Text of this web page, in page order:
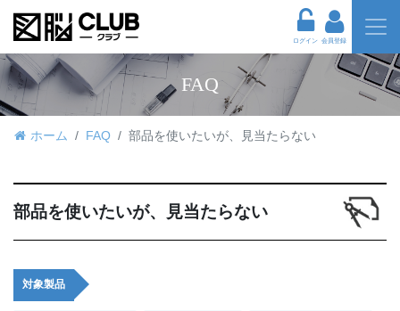
ログイン 会員登録
FAQ
ホーム FAQ 部品を使いたいが、見当たらない
部品を使いたいが、見当たらない
対象製品